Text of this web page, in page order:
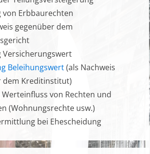
von Erbbaurechten
gegenüber dem
Versicherungswert
Beleihungswert(als Nachweis
dem Kreditinstitut)
von Rechten und
(Wohnungsrechte usw.)
bei Ehescheidung